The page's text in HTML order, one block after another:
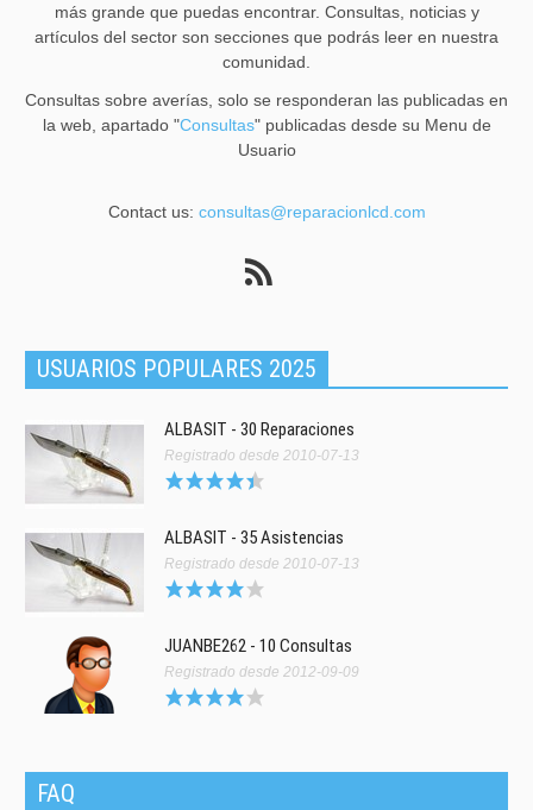
más grande que puedas encontrar. Consultas, noticias y
artículos del sector son secciones que podrás leer en nuestra
comunidad.
Consultas sobre averías, solo se responderan las publicadas en
la web, apartado "Consultas" publicadas desde su Menu de
Usuario
Contact us: consultas@reparacionlcd.com
USUARIOS POPULARES 2025
ALBASIT - 30 Reparaciones
Registrado desde 2010-07-13
ALBASIT - 35 Asistencias
Registrado desde 2010-07-13
JUANBE262 - 10 Consultas
Registrado desde 2012-09-09
FAQ